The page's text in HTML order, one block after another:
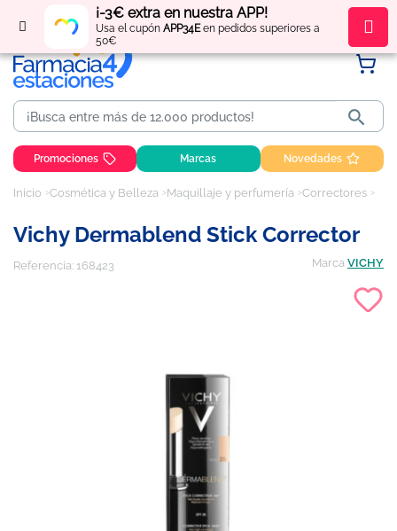
¡-3€ extra en nuestra APP!
Usa el cupón APP34Een pedidos superiores a
50€
Regístratey obténpuntos por tus compras

Promociones Marcas Novedades
Inicio Cosmética y Belleza Maquillaje y perfumería Correctores
Vichy Dermablend Stick Corrector
Referencia: 168423 Marca VICHY